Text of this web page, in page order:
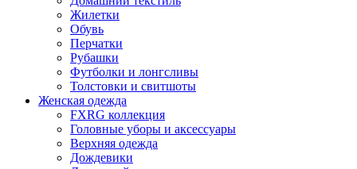
Жилетки
Обувь
Перчатки
Рубашки
Футболки и лонгсливы
Толстовки и свитшоты
Женская одежда
FXRG коллекция
Головные уборы и аксессуары
Верхняя одежда
Дождевики